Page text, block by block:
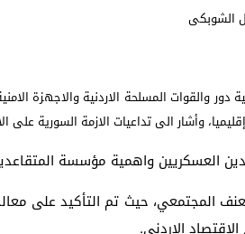
دور والقوات المسلحة الاردنية والاجهزة
وأشار الى تداعيات الازمة السورية على
العسكريين واهمية مؤسسة
المجتمعي، حيث تم التأكيد على
الاردني.